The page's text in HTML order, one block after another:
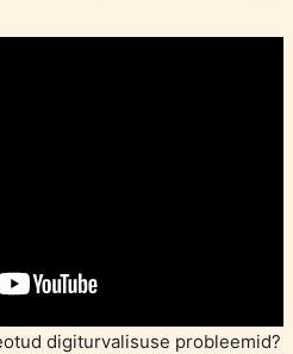
digiturvalisuse probleemid?